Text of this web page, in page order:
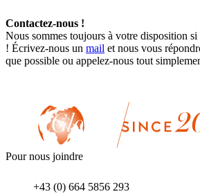
Contactez-nous !
Nous sommes toujours à votre disposition si
! Écrivez-nous un mail et nous vous
que possible ou appelez-nous tout
Pour nous joindre
+43 (0) 664 5856 293